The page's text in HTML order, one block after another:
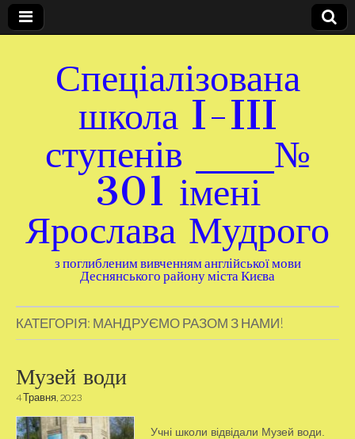
Спеціалізована
школа I-III
ступенів ___№
301 імені
Ярослава Мудрого
з поглибленим вивченням англійської мови
Деснянського району міста Києва
КАТЕГОРІЯ: МАНДРУЄМО РАЗОМ З НАМИ!
Музей води
4 Травня, 2023
Учні школи відвідали Музей води.